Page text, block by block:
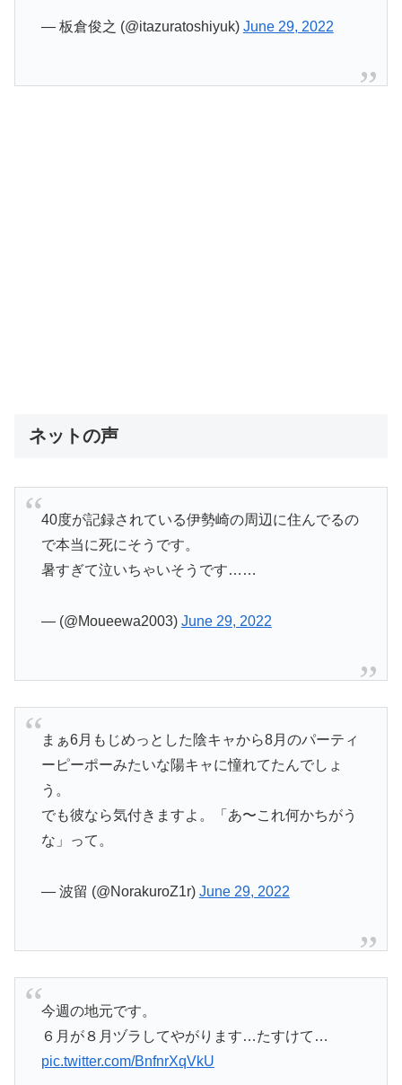
— 板倉俊之 (@itazuratoshiyuk) June 29, 2022
ネットの声
40度が記録されている伊勢崎の周辺に住んでるの
で本当に死にそうです。
暑すぎて泣いちゃいそうです……
— (@Moueewa2003) June 29, 2022
まぁ6月もじめっとした陰キャから8月のパーティ
ーピーポーみたいな陽キャに憧れてたんでしょ
う。
でも彼なら気付きますよ。「あ〜これ何かちがう
な」って。
— 波留 (@NorakuroZ1r) June 29, 2022
今週の地元です。
６月が８月ヅラしてやがります…たすけて…
pic.twitter.com/BnfnrXqVkU